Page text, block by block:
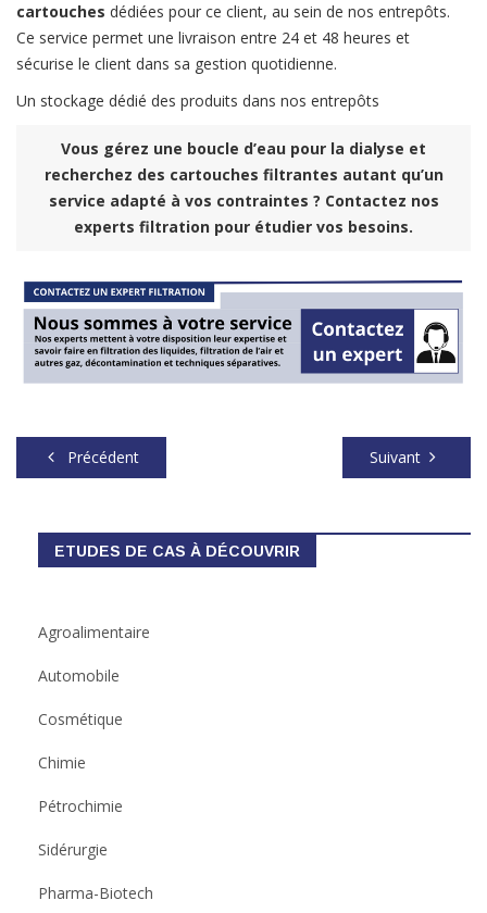
cartouches dédiées pour ce client, au sein de nos entrepôts.
Ce service permet une livraison entre 24 et 48 heures et
sécurise le client dans sa gestion quotidienne.
Un stockage dédié des produits dans nos entrepôts
Vous gérez une boucle d’eau pour la dialyse et
recherchez des cartouches filtrantes autant qu’un
service adapté à vos contraintes ? Contactez nos
experts filtration pour étudier vos besoins.
Précédent Suivant
ETUDES DE CAS À DÉCOUVRIR
Agroalimentaire
Automobile
Cosmétique
Chimie
Pétrochimie
Sidérurgie
Pharma-Biotech